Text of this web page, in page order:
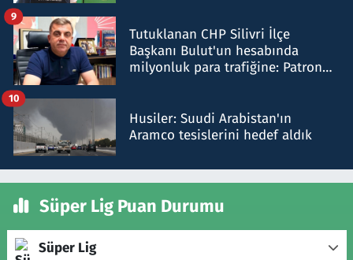
Tutuklanan CHP Silivri İlçe
Başkanı Bulut'un hesabında
milyonluk para trafiğine: Patron
9
Husiler: Suudi Arabistan'ın
Aramco tesislerini hedef aldık
10
Süper Lig Puan Durumu
Süper Lig